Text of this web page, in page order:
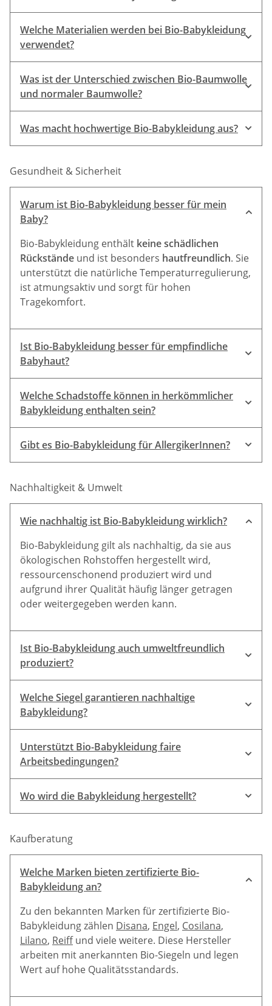
Herstellung.
Welche Materialien werden bei Bio-Babykleidung
verwendet?
Baumwolle, Wolle aus kontrolliert biologischer
Tierhaltung Wolle-Seide-Mischungen
Leinen
Alpaka
Was ist der Unterschied zwischen Bio-Baumwolle
und normaler Baumwolle?
Was macht hochwertige Bio-Babykleidung aus?
schadstofffreie Materialien
Gesundheit & Sicherheit
Warum ist Bio-Babykleidung besser für mein
Baby?
Bio-Babykleidung enthält keine schädlichen
Rückstände und ist besonders hautfreundlich. Sie
unterstützt die natürliche Temperaturregulierung,
ist atmungsaktiv und sorgt für hohen
Tragekomfort.
Ist Bio-Babykleidung besser für empfindliche
Babyhaut?
Welche Schadstoffe können in herkömmlicher
Babykleidung enthalten sein?
Gibt es Bio-Babykleidung für AllergikerInnen?
naturbelassenen Materialien für Allergiker:innen
Nachhaltigkeit & Umwelt
Wie nachhaltig ist Bio-Babykleidung wirklich?
Bio-Babykleidung gilt als nachhaltig, da sie aus
ökologischen Rohstoffen hergestellt wird,
ressourcenschonend produziert wird und
aufgrund ihrer Qualität häufig länger getragen
oder weitergegeben werden kann.
Ist Bio-Babykleidung auch umweltfreundlich
produziert?
Welche Siegel garantieren nachhaltige
Babykleidung?
Textile Standard) und IVN Best.
Unterstützt Bio-Babykleidung faire
Arbeitsbedingungen?
Wo wird die Babykleidung hergestellt?
Kaufberatung
Welche Marken bieten zertifizierte Bio-
Babykleidung an?
Zu den bekannten Marken für zertifizierte Bio-
Babykleidung zählen Disana, Engel, Cosilana,
Lilano, Reiffund viele weitere. Diese Hersteller
arbeiten mit anerkannten Bio-Siegeln und legen
Wert auf hohe Qualitätsstandards.